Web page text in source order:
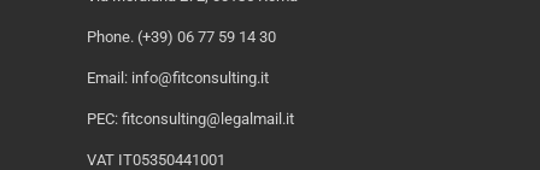
Phone. (+39) 06 77 59 14 30
Email: info@fitconsulting.it
PEC: fitconsulting@legalmail.it
VAT IT05350441001